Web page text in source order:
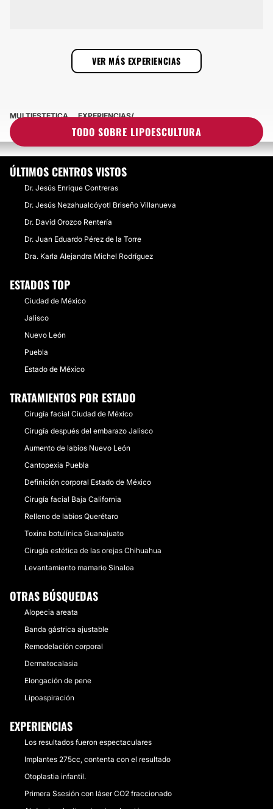
VER MÁS EXPERIENCIAS
TODO SOBRE LIPOESCULTURA
MULTIESTETICA
EXPERIENCIAS
EXPERIENCIAS SOBRE LIPOESCULTURA
ÚLTIMOS CENTROS VISTOS
Dr. Jesús Enrique Contreras
Dr. Jesús Nezahualcóyotl Briseño Villanueva
Dr. David Orozco Rentería
Dr. Juan Eduardo Pérez de la Torre
Dra. Karla Alejandra Michel Rodríguez
ESTADOS TOP
Ciudad de México
Jalisco
Nuevo León
Puebla
Estado de México
TRATAMIENTOS POR ESTADO
Cirugía facial Ciudad de México
Cirugía después del embarazo Jalisco
Aumento de labios Nuevo León
Cantopexia Puebla
Definición corporal Estado de México
Cirugía facial Baja California
Relleno de labios Querétaro
Toxina botulínica Guanajuato
Cirugía estética de las orejas Chihuahua
Levantamiento mamario Sinaloa
OTRAS BÚSQUEDAS
Alopecia areata
Banda gástrica ajustable
Remodelación corporal
Dermatocalasia
Elongación de pene
Lipoaspiración
EXPERIENCIAS
Los resultados fueron espectaculares
Implantes 275cc, contenta con el resultado
Otoplastia infantil.
Primera Ssesión con láser CO2 fraccionado